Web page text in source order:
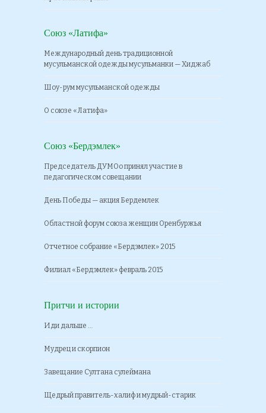
Союз «Латифа»
Международный день традиционной
мусульманской одежды мусульманки — Хиджаб
Шоу-рум мусульманской одежды
О союзе «Латифа»
Союз «Бердэмлек»
Председатель ДУМОо принял участие в
педагогическом совещании
День Победы — акция Бердемлек
Областной форум союза женщин Оренбуржья
Отчетное собрание «Бердэмлек» 2015
Филиал «Бердэмлек» февраль 2015
Притчи и истории
Иди дальше …
Мудрец и скорпион
Завещание Султана сулеймана
Щедрый правитель-халиф и мудрый-старик